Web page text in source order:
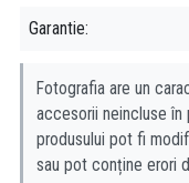
Garantie
Fotografia are un
accesorii neincluse
produsului pot fi
sau pot conține erori